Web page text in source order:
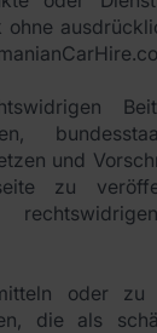
ohne
und
zu
oder zu
die als